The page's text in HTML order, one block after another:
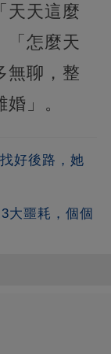
天天這麼
「怎麼天
無聊，整
」。
好後路，她
大噩耗，個個